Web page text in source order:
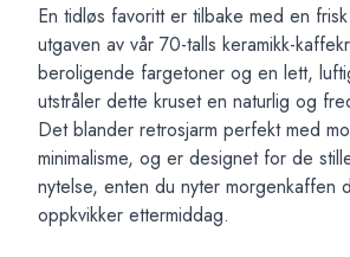
En tidløs favoritt er tilbake med en
utgaven av vår 70-talls keramikk-
beroligende fargetoner og en lett,
utstråler dette kruset en naturlig og
Det blander retrosjarm perfekt med
minimalisme, og er designet for de
nytelse, enten du nyter morgenkaffen
oppkvikker ettermiddag.